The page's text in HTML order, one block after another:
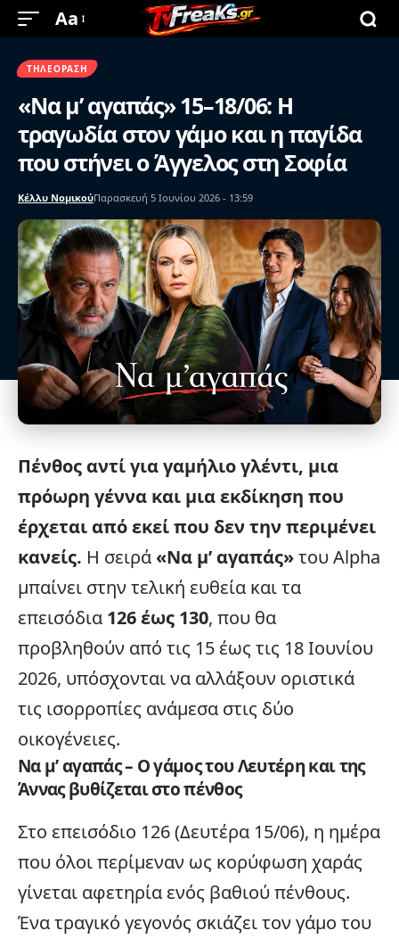
Aa
ΤΗΛΕΌΡΑΣΗ
«Να μ’ αγαπάς» 15–18/06: Η
τραγωδία στον γάμο και η παγίδα
που στήνει ο Άγγελος στη Σοφία
Κέλλυ ΝομικούΠαρασκευή 5 Ιουνίου 2026 - 13:59
Πένθος αντί για γαμήλιο γλέντι, μια
πρόωρη γέννα και μια εκδίκηση που
έρχεται από εκεί που δεν την περιμένει
κανείς. Η σειρά «Να μ’ αγαπάς»τουAlpha
μπαίνει στην τελική ευθεία και τα
επεισόδια 126 έως 130, που θα
προβληθούν από τις 15 έως τις 18 Ιουνίου
2026, υπόσχονται να αλλάξουν οριστικά
τις ισορροπίες ανάμεσα στις δύο
οικογένειες.
Να μ’ αγαπάς – Ο γάμος του Λευτέρη και της
Άννας βυθίζεται στο πένθος
Στο επεισόδιο 126 (Δευτέρα 15/06), η ημέρα
που όλοι περίμεναν ως κορύφωση χαράς
γίνεται αφετηρία ενός βαθιού πένθους.
Ένα τραγικό γεγονός σκιάζει τον γάμο του